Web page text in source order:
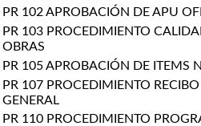
PR 102 APROBACIÓN DE APU
PR 103 PROCEDIMIENTO
OBRAS
PR 105 APROBACIÓN DE ITEMS
PR 107 PROCEDIMIENTO
GENERAL
PR 110 PROCEDIMIENTO